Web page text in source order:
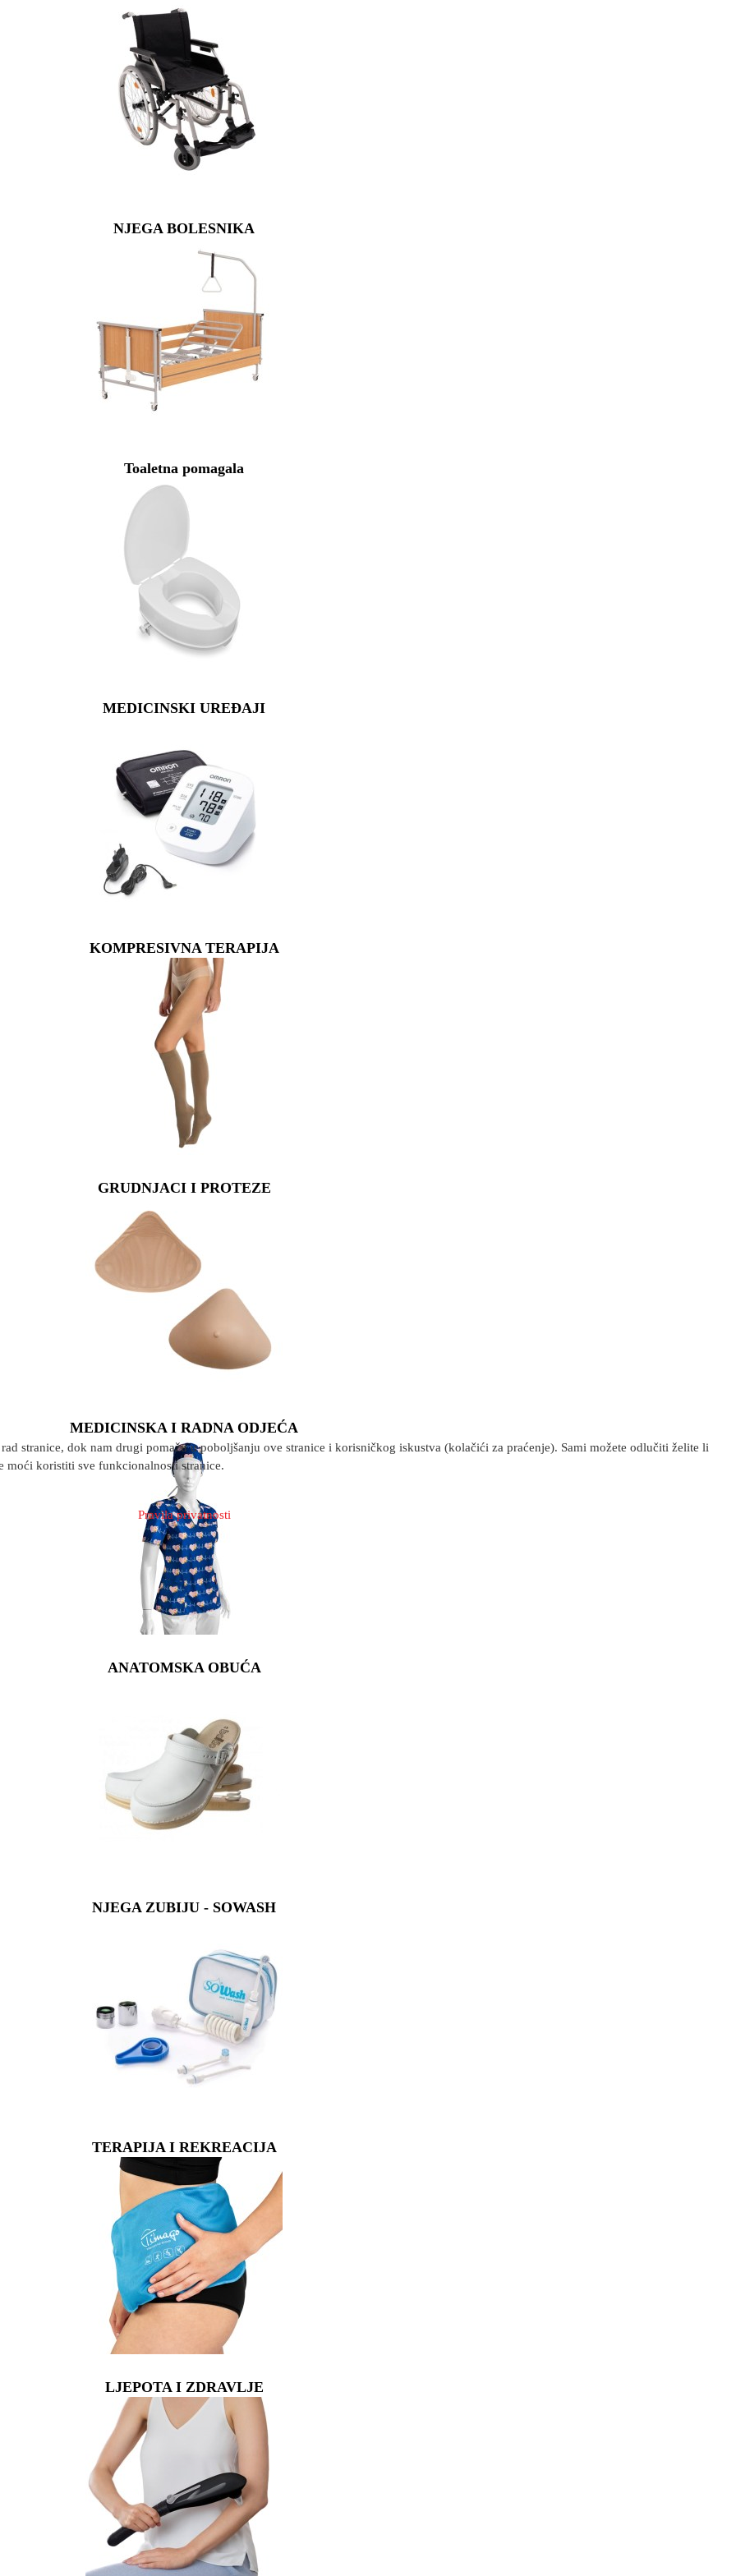
NJEGA BOLESNIKA
Toaletna pomagala
MEDICINSKI UREĐAJI
KOMPRESIVNA TERAPIJA
GRUDNJACI I PROTEZE
MEDICINSKA I RADNA ODJEĆA
ANATOMSKA OBUĆA
NJEGA ZUBIJU - SOWASH
TERAPIJA I REKREACIJA
LJEPOTA I ZDRAVLJE
stranice, dok nam drugi pomažu u poboljšanju ove stranice i korisničkog iskustva (kolačići za praćenje). Sami možete odlučiti želite li
moći koristiti sve funkcionalnosti stranice.
Pravila privatnosti